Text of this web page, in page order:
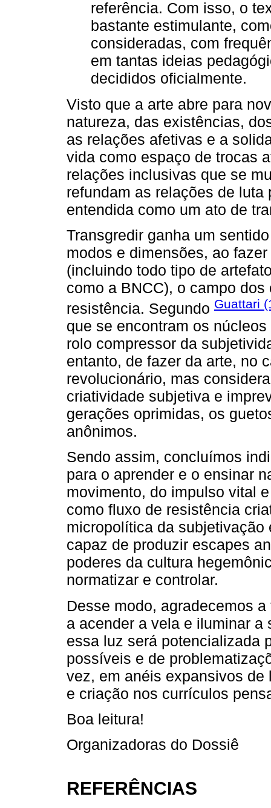
referência. Com isso, o
bastante estimulante,
consideradas, com
em tantas ideias
decididos oficialmente.
Visto que a arte abre para
natureza, das existências,
as relações afetivas e a
vida como espaço de trocas
relações inclusivas que se
refundam as relações de
entendida como um ato de
Transgredir ganha um
modos e dimensões, ao
(incluindo todo tipo de
como a BNCC), o campo
resistência. Segundo Guattari
que se encontram os
rolo compressor da
entanto, de fazer da arte, no
revolucionário, mas
criatividade subjetiva e
gerações oprimidas, os
anônimos.
Sendo assim, concluímos
para o aprender e o ensinar
movimento, do impulso vital
como fluxo de resistência
micropolítica da
capaz de produzir escapes
poderes da cultura
normatizar e controlar.
Desse modo, agradecemos
a acender a vela e iluminar
essa luz será potencializada
possíveis e de
vez, em anéis expansivos
e criação nos currículos
Boa leitura!
Organizadoras do Dossiê
REFERÊNCIAS